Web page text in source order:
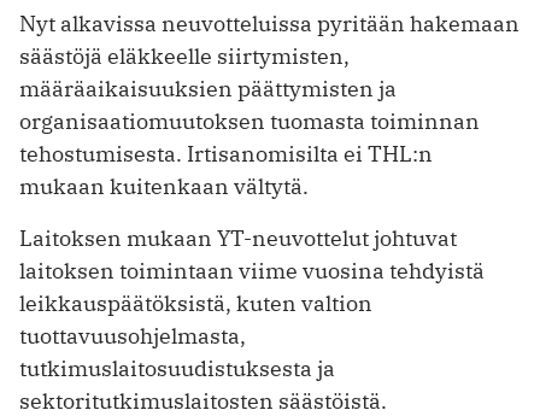
Nyt alkavissa neuvotteluissa pyritään hakemaan
säästöjä eläkkeelle siirtymisten,
määräaikaisuuksien päättymisten ja
organisaatiomuutoksen tuomasta toiminnan
tehostumisesta. Irtisanomisilta ei THL:n
mukaan kuitenkaan vältytä.
Laitoksen mukaan YT-neuvottelut johtuvat
laitoksen toimintaan viime vuosina tehdyistä
leikkauspäätöksistä, kuten valtion
tuottavuusohjelmasta,
tutkimuslaitosuudistuksesta ja
sektoritutkimuslaitosten säästöistä.